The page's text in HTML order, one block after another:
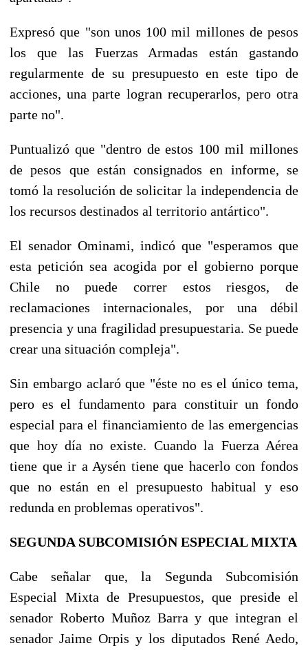
Expresó que "son unos 100 mil millones de pesos
los que las Fuerzas Armadas están gastando
regularmente de su presupuesto en este tipo de
acciones, una parte logran recuperarlos, pero otra
parte no".
Puntualizó que "dentro de estos 100 mil millones
de pesos que están consignados en informe, se
tomó la resolución de solicitar la independencia de
los recursos destinados al territorio antártico".
El senador Ominami, indicó que "esperamos que
esta petición sea acogida por el gobierno porque
Chile no puede correr estos riesgos, de
reclamaciones internacionales, por una débil
presencia y una fragilidad presupuestaria. Se puede
crear una situación compleja".
Sin embargo aclaró que "éste no es el único tema,
pero es el fundamento para constituir un fondo
especial para el financiamiento de las emergencias
que hoy día no existe. Cuando la Fuerza Aérea
tiene que ir a Aysén tiene que hacerlo con fondos
que no están en el presupuesto habitual y eso
redunda en problemas operativos".
SEGUNDA SUBCOMISIÓN ESPECIAL MIXTA
Cabe señalar que, la Segunda Subcomisión
Especial Mixta de Presupuestos, que preside el
senador Roberto Muñoz Barra y que integran el
senador Jaime Orpis y los diputados René Aedo,